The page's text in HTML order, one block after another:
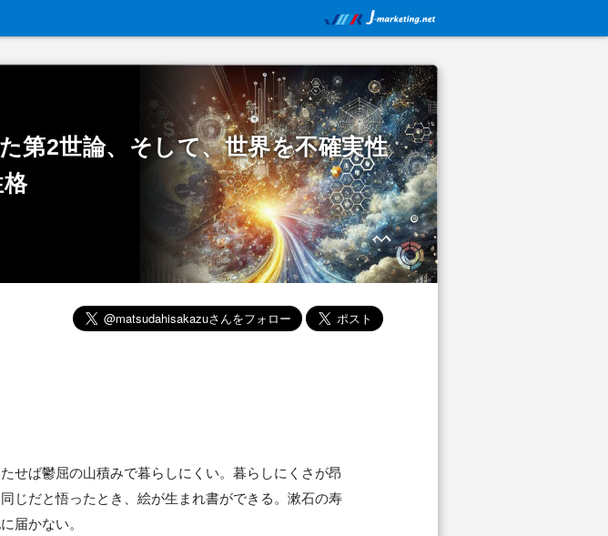
第2世論、そして、世界を不確実性
せば鬱屈の山積みで暮らしにくい。暮らしにくさが昂
じだと悟ったとき、絵が生まれ書ができる。漱石の寿
届かない。